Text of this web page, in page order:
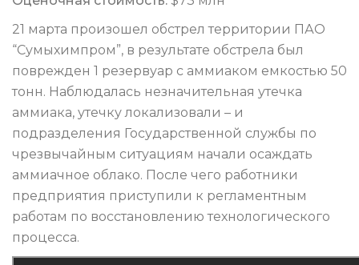
21 марта произошел обстрел территории ПАО
“Сумыхимпром”, в результате обстрела был
поврежден 1 резервуар с аммиаком емкостью 50
тонн. Наблюдалась незначительная утечка
аммиака, утечку локализовали – и
подразделения Государственной службы по
чрезвычайным ситуациям начали осаждать
аммиачное облако. После чего работники
предприятия приступили к регламентным
работам по восстановлению технологического
процесса.